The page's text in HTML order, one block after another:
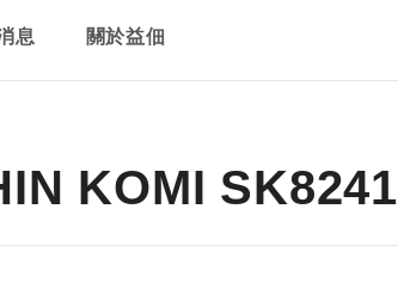
息 關於益佃
KOMI SK8241